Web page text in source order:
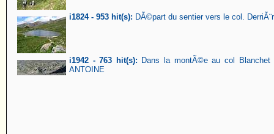
i1824 - 953 hit(s): DÃ©part du sentier vers le col.
i1942 - 763 hit(s): Dans la montÃ©e au col
ANTOINE